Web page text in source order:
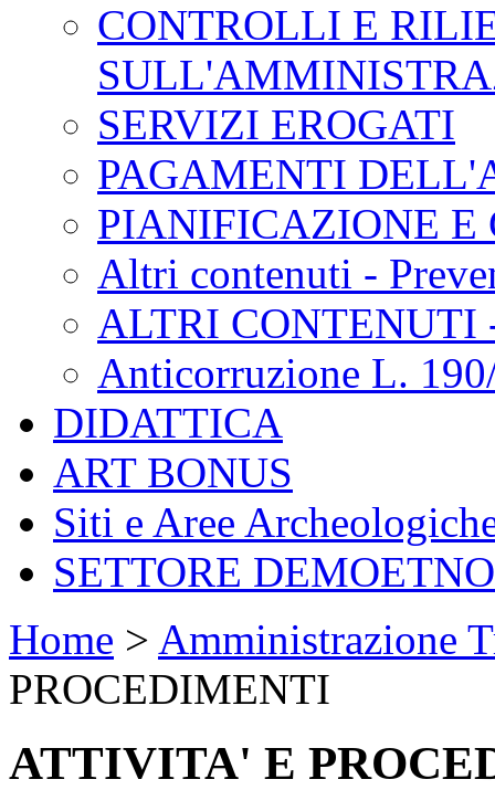
CONTROLLI E
SERVIZI EROGATI
PAGAMENTI
PIANIFICAZIONE E
Altri contenuti -
ALTRI CONTENUTI
Anticorruzione L.
DIDATTICA
ART BONUS
Siti e Aree
SETTORE
Home > Amministrazione
PROCEDIMENTI
ATTIVITA' E